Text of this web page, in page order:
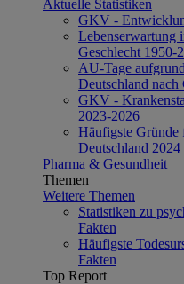
Aktuelle Statistiken
GKV -
Lebenserwartung
Geschlecht 1950-
AU-Tage
Deutschland nach
GKV -
2023-2026
Häufigste
Deutschland 2024
Pharma & Gesundheit
Themen
Weitere Themen
Statistiken zu
Fakten
Häufigste
Fakten
Top Report